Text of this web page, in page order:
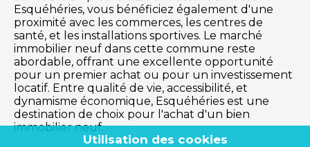
Esquéhéries, vous bénéficiez également d'une
proximité avec les commerces, les centres de
santé, et les installations sportives. Le marché
immobilier neuf dans cette commune reste
abordable, offrant une excellente opportunité
pour un premier achat ou pour un investissement
locatif. Entre qualité de vie, accessibilité, et
dynamisme économique, Esquéhéries est une
destination de choix pour l'achat d'un bien
immobilier neuf.
Utilisation des cookies